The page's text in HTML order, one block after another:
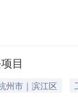
目
州市｜滨江区